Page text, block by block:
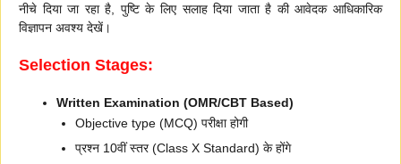
नीचे दिया जा रहा है, पुष्टि के लिए सलाह दिया जाता है की आवेदक आधिकारिक
विज्ञापन अवश्य देखें।
Selection Stages:
Written Examination (OMR/CBT Based)
Objective type (MCQ) परीक्षा होगी
प्रश्न 10वीं स्तर (Class X Standard) के होंगे